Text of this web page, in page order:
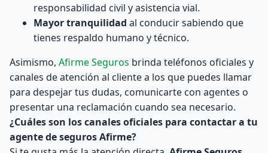
responsabilidad civil y asistencia vial.
Mayor tranquilidad al conducir sabiendo que
tienes respaldo humano y técnico.
Asimismo, Afirme Seguros brinda teléfonos oficiales y
canales de atención al cliente a los que puedes llamar
para despejar tus dudas, comunicarte con agentes o
presentar una reclamación cuando sea necesario.
¿Cuáles son los canales oficiales para contactar a tu
agente de seguros Afirme?